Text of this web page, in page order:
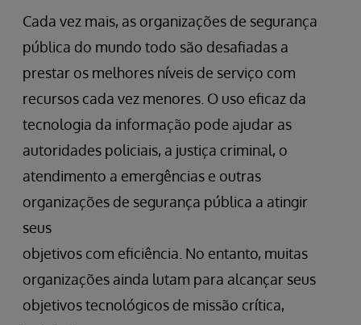
Cada vez mais, as organizações de segurança
pública do mundo todo são desafiadas a
prestar os melhores níveis de serviço com
recursos cada vez menores. O uso eficaz da
tecnologia da informação pode ajudar as
autoridades policiais, a justiça criminal, o
atendimento a emergências e outras
organizações de segurança pública a atingir
seus
objetivos com eficiência. No entanto, muitas
organizações ainda lutam para alcançar seus
objetivos tecnológicos de missão crítica,